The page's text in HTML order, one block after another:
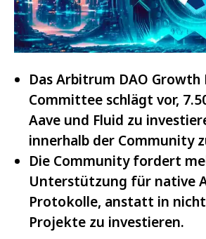
Das Arbitrum DAO
Committee schlägt vor,
Aave und Fluid zu
innerhalb der Community
Die Community fordert
Unterstützung für native
Protokolle, anstatt in
Projekte zu investieren.